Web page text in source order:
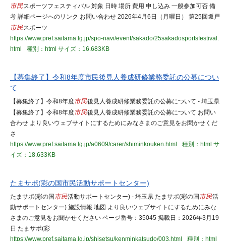
市民スポーツフェスティバル 対象 日時 場所 費用 申し込み 一般参加可否 備
考 詳細ページへのリンク お問い合わせ 2026年4月6日（月曜日） 第25回坂戸
市民スポーツ
https://www.pref.saitama.lg.jp/spo-navi/event/sakado/25sakadosportsfestival.
html
種別：html サイズ：16.683KB
【募集終了】令和8年度市民後見人養成研修業務委託の公募につい
て
【募集終了】令和8年度市民後見人養成研修業務委託の公募について - 埼玉県
【募集終了】令和8年度市民後見人養成研修業務委託の公募について お問い
合わせ より良いウェブサイトにするためにみなさまのご意見をお聞かせくだ
さ
https://www.pref.saitama.lg.jp/a0609/carer/shiminkouken.html
種別：html サ
イズ：18.633KB
たまサポ(彩の国市民活動サポートセンター)
たまサポ(彩の国 市民活動サポートセンター) - 埼玉県 たまサポ(彩の国 市民活
動サポートセンター) 施設情報 地図 より良いウェブサイトにするためにみな
さまのご意見をお聞かせください ページ番号：35045 掲載日：2026年3月19
日 たまサポ(彩
https://www.pref.saitama.lg.jp/shisetsu/kenminkatsudo/003.html
種別：html